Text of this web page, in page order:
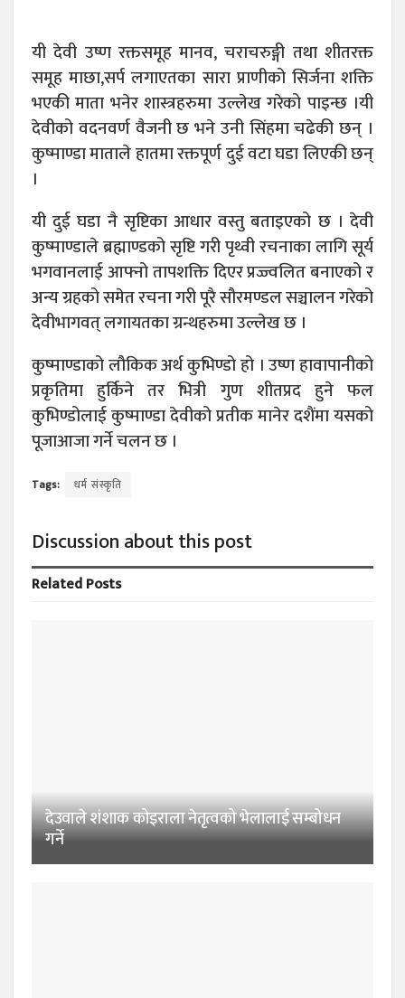
यी देवी उष्ण रक्तसमूह मानव, चराचरुङ्गी तथा शीतरक्त
समूह माछा,सर्प लगाएतका सारा प्राणीको सिर्जना शक्ति
भएकी माता भनेर शास्त्रहरुमा उल्लेख गरेको पाइन्छ ।यी
देवीको वदनवर्ण वैजनी छ भने उनी सिंहमा चढेकी छन् ।
कुष्माण्डा माताले हातमा रक्तपूर्ण दुई वटा घडा लिएकी छन्
।
यी दुई घडा नै सृष्टिका आधार वस्तु बताइएको छ । देवी
कुष्माण्डाले ब्रह्माण्डको सृष्टि गरी पृथ्वी रचनाका लागि सूर्य
भगवानलाई आफ्नो तापशक्ति दिएर प्रज्ज्वलित बनाएको र
अन्य ग्रहको समेत रचना गरी पूरै सौरमण्डल सञ्चालन गरेको
देवीभागवत् लगायतका ग्रन्थहरुमा उल्लेख छ ।
कुष्माण्डाको लौकिक अर्थ कुभिण्डो हो । उष्ण हावापानीको
प्रकृतिमा हुर्किने तर भित्री गुण शीतप्रद हुने फल
कुभिण्डोलाई कुष्माण्डा देवीको प्रतीक मानेर दशैंमा यसको
पूजाआजा गर्ने चलन छ ।
Tags: धर्म संस्कृति
Discussion about this post
RelatedPosts
देउवाले शंशाक कोइराला नेतृत्वको भेलालाई सम्बोधन
गर्ने